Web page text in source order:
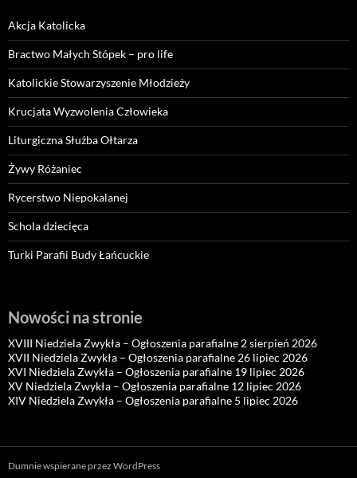
Akcja Katolicka
Bractwo Małych Stópek – pro life
Katolickie Stowarzyszenie Młodzieży
Krucjata Wyzwolenia Człowieka
Liturgiczna Służba Ołtarza
Żywy Różaniec
Rycerstwo Niepokalanej
Schola dziecięca
Turki Parafii Budy Łańcuckie
Nowości na stronie
XVIII Niedziela Zwykła – Ogłoszenia parafialne 2 sierpień 2026
XVII Niedziela Zwykła – Ogłoszenia parafialne 26 lipiec 2026
XVI Niedziela Zwykła – Ogłoszenia parafialne 19 lipiec 2026
XV Niedziela Zwykła – Ogłoszenia parafialne 12 lipiec 2026
XIV Niedziela Zwykła – Ogłoszenia parafialne 5 lipiec 2026
Dumnie wspierane przez WordPress